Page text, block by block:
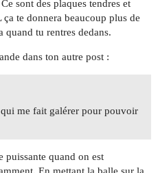
sont des plaques tendres et
te donnera beaucoup plus de
quand tu rentres dedans.
dans ton autre post :
me fait galérer pour pouvoir
quand on est
En mettant la balle sur la